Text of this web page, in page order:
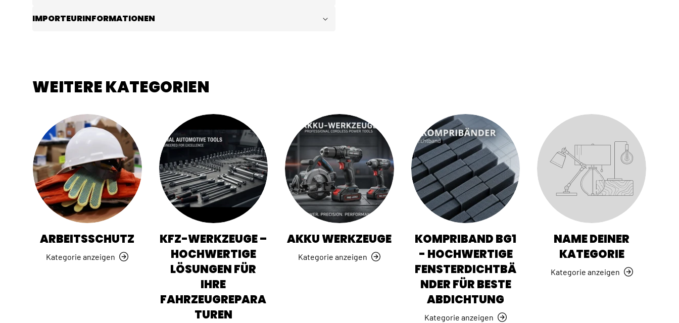
IMPORTEURINFORMATIONEN
WEITERE KATEGORIEN
ARBEITSSCHUTZ
Kategorie anzeigen
KFZ-WERKZEUGE –
HOCHWERTIGE
LÖSUNGEN FÜR
IHRE
FAHRZEUGREPARA
TUREN
AKKU WERKZEUGE
Kategorie anzeigen
KOMPRIBAND BG1
- HOCHWERTIGE
FENSTERDICHTBÄ
NDER FÜR BESTE
ABDICHTUNG
Kategorie anzeigen
NAME DEINER
KATEGORIE
Kategorie anzeigen